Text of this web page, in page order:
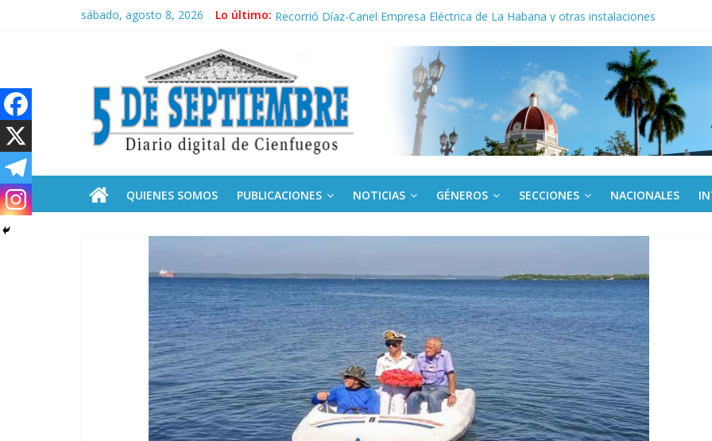
sábado, agosto 8, 2026 Lo último: El pulso de la noche opacado por el alcohol
Fidel, la Feria del Libro y el legado editorial cubano
Premian a estudiantes cubanos en certamen de ballet en Sudáfrica
Plan vacacional ICAIC, para los niños trabajamos
Septiembre
Diario
de
Cienfuegos,QUIENES SOMOS PUBLICACIONES NOTICIAS GÉNEROS SECCIONES NACIONALES